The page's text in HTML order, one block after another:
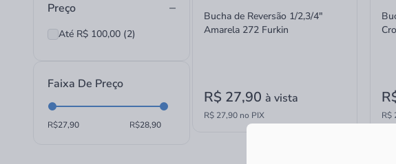
Preço
Até R$ 100,00 (2)
Faixa De Preço
R$ R$
Bucha de Reversão 1/2,3/4"
Amarela 272 Furkin
R$ 27,90 à vista
R$ 27,90 no PIX R$